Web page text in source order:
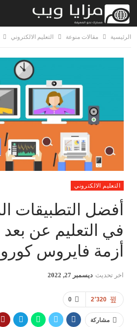
الرئيسية مقالات منوعة التعليم الالكتروني
التعليم الالكتروني
أفضل التطبيقات
في التعليم عن
أزمة فايروس ‎كورونا
اخر تحديث ديسمبر 27, 2022
0 2٬320
مشاركة